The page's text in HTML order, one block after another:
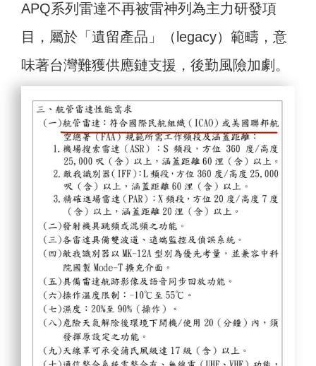
APQ系列雷達不再被雷神列為主力研發項
目，屬於「遺留產品」（legacy）範疇，意
味著台灣難獲供應鏈支援，後勤風險加劇。